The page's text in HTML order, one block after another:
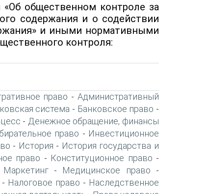
общественном контроле за
содержания и о содействии
и иными нормативными
контроля:
право -Административный
система - Банковское право -
- Денежное обращение, финансы
право - Инвестиционное
- История - История государства и
право - Конституционное право -
Маркетинг- Медицинское право -
- Налоговое право - Наследственное